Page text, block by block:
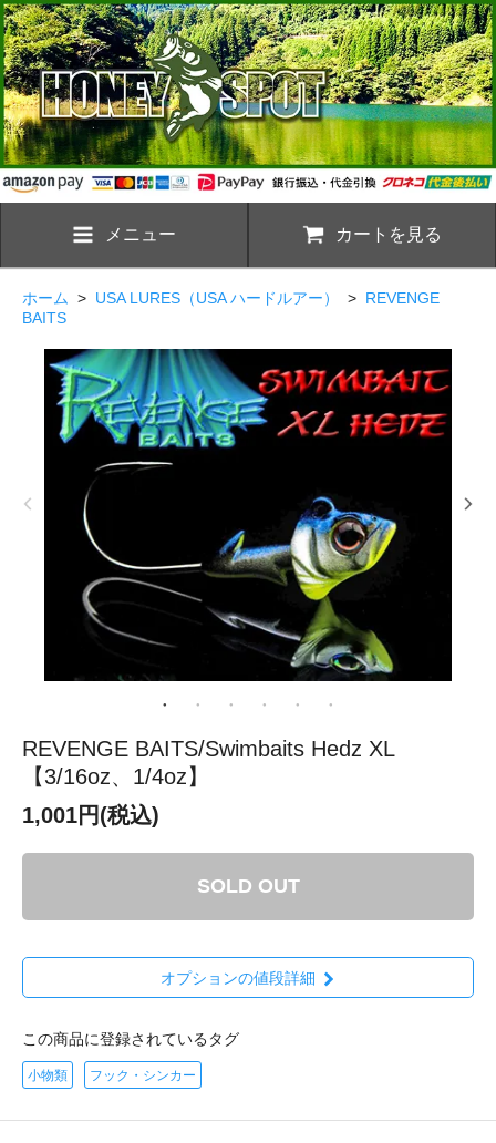
メニュー カートを見る
ホーム > USA LURES（USA ハードルアー） > REVENGE
BAITS
REVENGE BAITS/Swimbaits Hedz XL
【3/16oz、1/4oz】
1,001円(税込)
SOLD OUT
オプションの値段詳細
この商品に登録されているタグ
小物類 フック・シンカー